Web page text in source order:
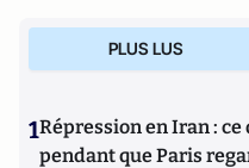
PLUS LUS
1Répression en Iran :
pendant que Paris